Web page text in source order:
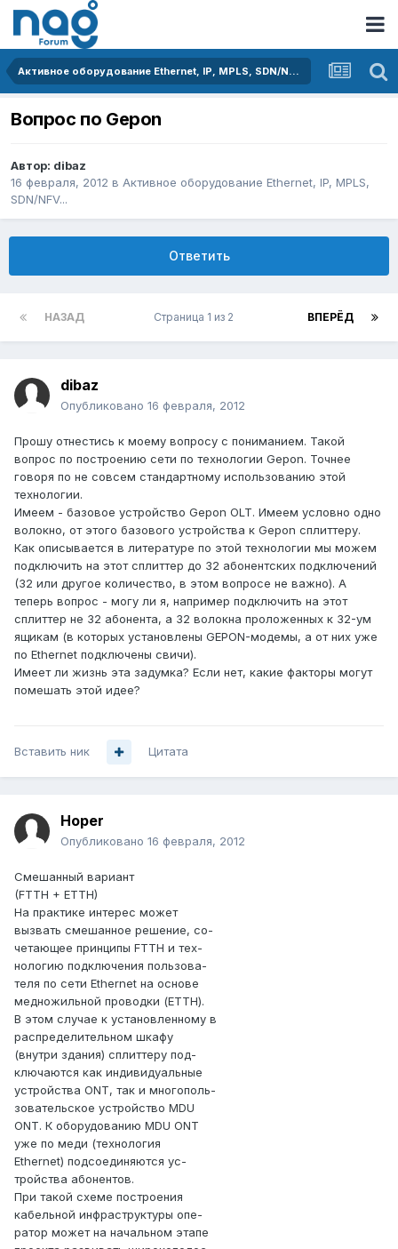
Активное оборудование Ethernet, IP, MPLS, SDN/NFV...
Вопрос по Gepon
Автор: dibaz
16 февраля, 2012 в Активное оборудование Ethernet, IP, MPLS,
SDN/NFV...
Ответить
НАЗАД ВПЕРЁД
Страница 1 из 2
dibaz
Опубликовано 16 февраля, 2012
Прошу отнестись к моему вопросу с пониманием. Такой
вопрос по построению сети по технологии Gepon. Точнее
говоря по не совсем стандартному использованию этой
технологии.
Имеем - базовое устройство Gepon OLT. Имеем условно одно
волокно, от этого базового устройства к Gepon сплиттеру.
Как описывается в литературе по этой технологии мы можем
подключить на этот сплиттер до 32 абонентских подключений
(32 или другое количество, в этом вопросе не важно). А
теперь вопрос - могу ли я, например подключить на этот
сплиттер не 32 абонента, а 32 волокна проложенных к 32-ум
ящикам (в которых установлены GEPON-модемы, а от них уже
по Ethernet подключены свичи).
Имеет ли жизнь эта задумка? Если нет, какие факторы могут
помешать этой идее?
Вставить ник Цитата
Hoper
Опубликовано 16 февраля, 2012
Смешанный вариант
(FTTH + ETTH)
На практике интерес может
вызвать смешанное решение, со-
четающее принципы FTTH и тех-
нологию подключения пользова-
теля по сети Ethernet на основе
медножильной проводки (ETTH).
В этом случае к установленному в
распределительном шкафу
(внутри здания) сплиттеру под-
ключаются как индивидуальные
устройства ONT, так и многополь-
зовательское устройство MDU
ONT. К оборудованию MDU ONT
уже по меди (технология
Ethernet) подсоединяются ус-
тройства абонентов.
При такой схеме построения
кабельной инфраструктуры опе-
ратор может на начальном этапе